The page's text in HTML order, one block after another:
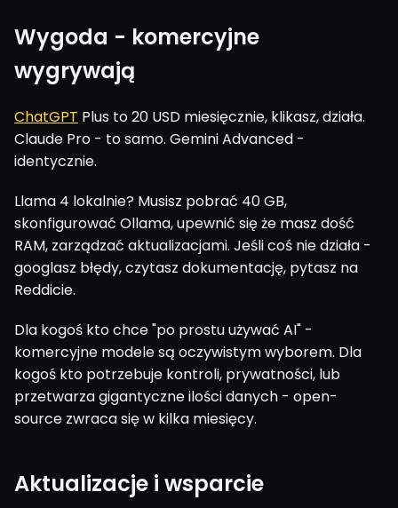
Wygoda - komercyjne
wygrywają
ChatGPT Plus to 20 USD miesięcznie, klikasz, działa.
Claude Pro - to samo. Gemini Advanced -
identycznie.
Llama 4 lokalnie? Musisz pobrać 40 GB,
skonfigurować Ollama, upewnić się że masz dość
RAM, zarządzać aktualizacjami. Jeśli coś nie działa -
googlasz błędy, czytasz dokumentację, pytasz na
Reddicie.
Dla kogoś kto chce "po prostu używać AI" -
komercyjne modele są oczywistym wyborem. Dla
kogoś kto potrzebuje kontroli, prywatności, lub
przetwarza gigantyczne ilości danych - open-
source zwraca się w kilka miesięcy.
Aktualizacje i wsparcie